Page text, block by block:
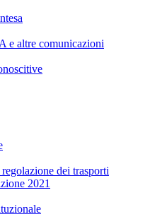
e altre comunicazioni
dei trasporti
2021